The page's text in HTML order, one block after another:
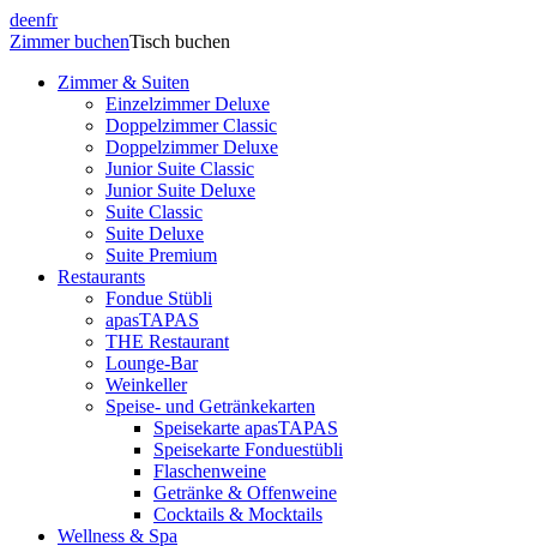
deenfr
Zimmer buchenTisch buchen
Zimmer & Suiten
Einzelzimmer Deluxe
Doppelzimmer Classic
Doppelzimmer Deluxe
Junior Suite Classic
Junior Suite Deluxe
Suite Classic
Suite Deluxe
Suite Premium
Restaurants
Fondue Stübli
apasTAPAS
THE Restaurant
Lounge-Bar
Weinkeller
Speise- und Getränkekarten
Speisekarte apasTAPAS
Speisekarte Fonduestübli
Flaschenweine
Getränke & Offenweine
Cocktails & Mocktails
Wellness & Spa